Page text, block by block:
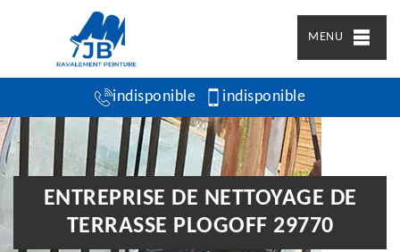
MENU
indisponible indisponible
ENTREPRISE DE NETTOYAGE DE
TERRASSE PLOGOFF 29770